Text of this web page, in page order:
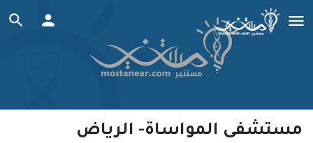
مستشفى المواساة- الرياض